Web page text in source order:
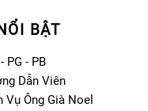
BẬT
PG - PB
Dẫn Viên
Vụ Ông Già Noel